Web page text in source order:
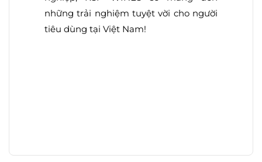
những trải nghiệm tuyệt vời cho người
tiêu dùng tại Việt Nam!